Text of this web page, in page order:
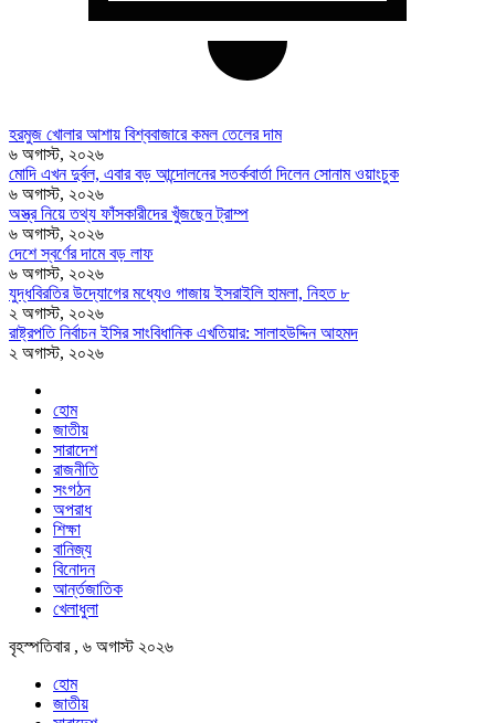
হরমুজ খোলার আশায় বিশ্ববাজারে কমল তেলের দাম
৬ অগাস্ট, ২০২৬
মোদি এখন দুর্বল, এবার বড় আন্দোলনের সতর্কবার্তা দিলেন সোনাম ওয়াংচুক
৬ অগাস্ট, ২০২৬
অস্ত্র নিয়ে তথ্য ফাঁসকারীদের খুঁজছেন ট্রাম্প
৬ অগাস্ট, ২০২৬
দেশে স্বর্ণের দামে বড় লাফ
৬ অগাস্ট, ২০২৬
যুদ্ধবিরতির উদ্যোগের মধ্যেও গাজায় ইসরাইলি হামলা, নিহত ৮
২ অগাস্ট, ২০২৬
রাষ্ট্রপতি নির্বাচন ইসির সাংবিধানিক এখতিয়ার: সালাহউদ্দিন আহমদ
২ অগাস্ট, ২০২৬
হোম
জাতীয়
সারাদেশ
রাজনীতি
সংগঠন
অপরাধ
শিক্ষা
বানিজ্য
বিনোদন
আর্ন্তজাতিক
খেলাধুলা
বৃহস্পতিবার , ৬ অগাস্ট ২০২৬
হোম
জাতীয়